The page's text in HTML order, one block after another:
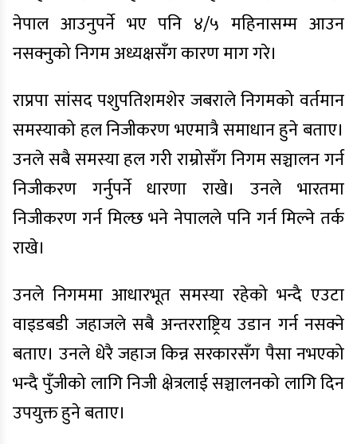
नेपाल आउनुपर्ने भए पनि ४/५ महिनासम्म आउन
नसक्नुको निगम अध्यक्षसँग कारण माग गरे।
राप्रपा सांसद पशुपतिशमशेर जबराले निगमको वर्तमान
समस्याको हल निजीकरण भएमात्रै समाधान हुने बताए।
उनले सबै समस्या हल गरी राम्रोसँग निगम सञ्चालन गर्न
निजीकरण गर्नुपर्ने धारणा राखे। उनले भारतमा
निजीकरण गर्न मिल्छ भने नेपालले पनि गर्न मिल्ने तर्क
राखे।
उनले निगममा आधारभूत समस्या रहेको भन्दै एउटा
वाइडबडी जहाजले सबै अन्तरराष्ट्रिय उडान गर्न नसक्ने
बताए। उनले धेरै जहाज किन्न सरकारसँग पैसा नभएको
भन्दै पुँजीको लागि निजी क्षेत्रलाई सञ्चालनको लागि दिन
उपयुक्त हुने बताए।